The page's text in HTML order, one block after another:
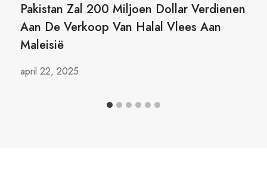
Pakistan Zal 200 Miljoen Dollar Verdienen
Aan De Verkoop Van Halal Vlees Aan
Maleisië
april 22, 2025